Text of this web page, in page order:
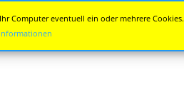
Computer eventuell ein oder mehrere Cookies.